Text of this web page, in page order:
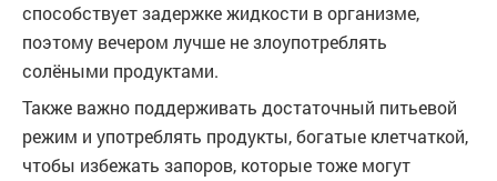
способствует задержке жидкости в организме,
поэтому вечером лучше не злоупотреблять
солёными продуктами.
Также важно поддерживать достаточный питьевой
режим и употреблять продукты, богатые клетчаткой,
чтобы избежать запоров, которые тоже могут